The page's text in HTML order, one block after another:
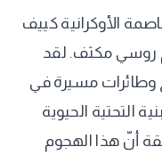
الأوكرانية كييف
روسي مكثف. لقد
وطائرات مسيرة في
التحتية الحيوية
أنّ هذا الهجوم